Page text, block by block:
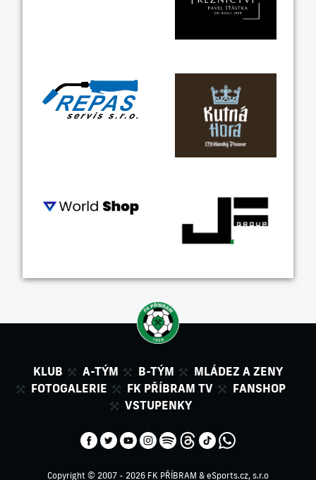
KLUB A-TÝM B-TÝM
MLÁDEZ A ZENY
FOTOGALERIE
FK PŘÍBRAM TV
FANSHOP
VSTUPENKY
Copyright © 2007 - 2026 FK PŘÍBRAM & eSports.cz, s.r.o